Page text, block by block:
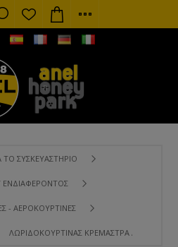
ΤΟ ΣΥΣΚΕΥΑΣΤΉΡΙΟ
ΕΝΔΙΑΦΈΡΟΝΤΟΣ
- ΑΕΡΟΚΟΥΡΤΊΝΕΣ
ΛΩΡΙΔΟΚΟΥΡΤΊΝΑΣ ΚΡΕΜΆΣΤΡΑ